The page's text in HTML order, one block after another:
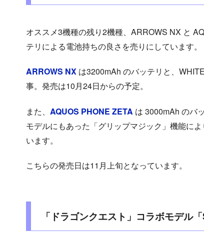
オススメ3機種の残り2機種、ARROWS NX と
テリによる電池持ちの良さを売りにしています。
ARROWS NXは3200mAh のバッテリと、
事。発売は10月24日からの予定。
また、 AQUOS PHONE ZETA は 3000mAh のバ
モデルにもあった「グリップマジック」機能に
います。
こちらの発売日は11月上旬となっています。
「ドラゴンクエスト」コラボモデル「